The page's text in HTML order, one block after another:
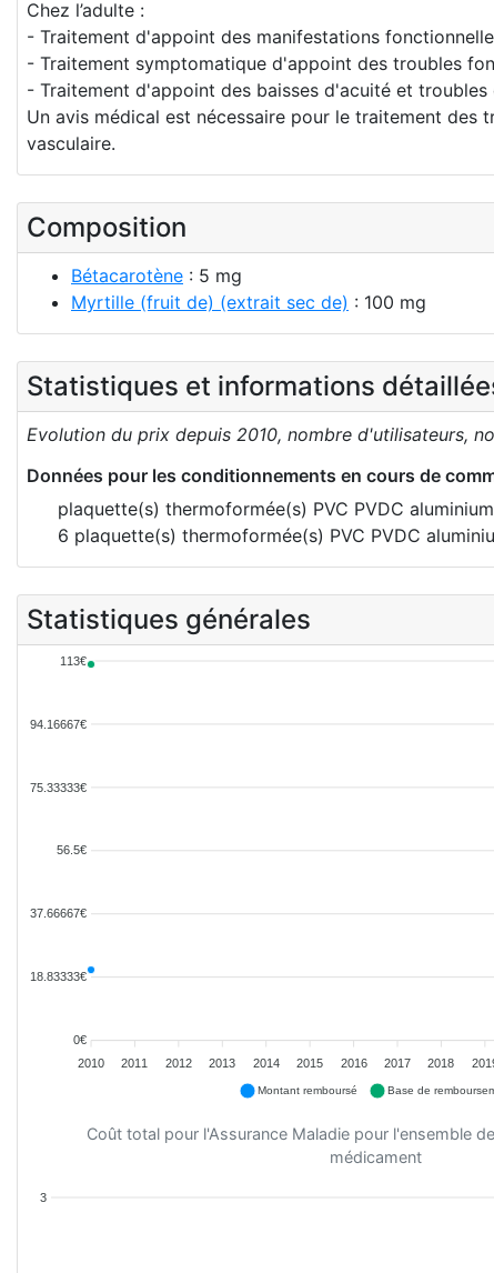
Chez l’adulte :
- Traitement d'appoint des manifestations
- Traitement symptomatique d'appoint des troubles
- Traitement d'appoint des baisses d'acuité et
Un avis médical est nécessaire pour le traitement
vasculaire.
Composition
Bétacarotène : 5 mg
Myrtille (fruit de) (extrait sec de) : 100 mg
Statistiques et informations
Evolution du prix depuis 2010, nombre d'utilisateurs,
Données pour les conditionnements en cours de
plaquette(s) thermoformée(s) PVC PVDC
6 plaquette(s) thermoformée(s) PVC PVDC
Statistiques générales
113€
94.16667€
75.33333€
56.5€
37.66667€
18.83333€
0€
2010
2011 2012 2013 2014 2015 2016 2017 2018
Montant remboursé Base de
Coût total pour l'Assurance Maladie pour l'ensemble
médicament
3